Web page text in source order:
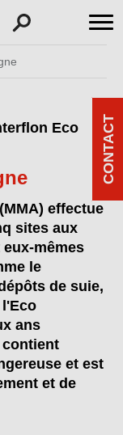
Eco
effectue
sites aux
mêmes
le
de suie,
l'Eco
ans
contient
et est
et de
CONTACT